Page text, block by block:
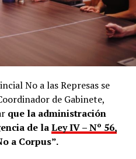
sencillo: sería como
posesión de una cantidad de
iniciar la actuación
Justicia, recibir esa droga
omitiendo todo
del elemento no
ni exime de la
a la ley”.
fue eliminado
No a las Represas se
de Gabinete,
que la administración
de laLey IV – Nº 56,
a Corpus”.